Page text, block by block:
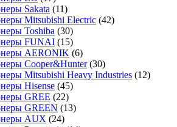
Sakata (11)
Mitsubishi Electric (42)
Toshiba (30)
FUNAI (15)
AERONIK (6)
Cooper&Hunter (30)
Mitsubishi Heavy Industries (12)
Hisense (45)
GREE (22)
GREEN (13)
AUX (24)